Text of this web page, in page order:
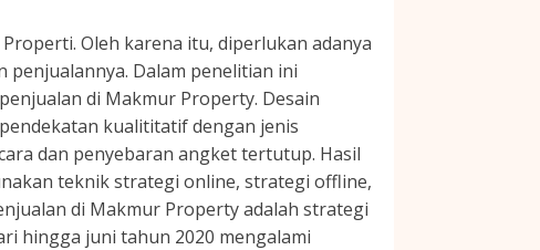
Oleh karena itu, diperlukan adanya
Dalam penelitian ini
di Makmur Property. Desain
kualititatif dengan jenis
dan penyebaran angket tertutup. Hasil
teknik strategi online, strategi offline,
di Makmur Property adalah strategi
hingga juni tahun 2020 mengalami